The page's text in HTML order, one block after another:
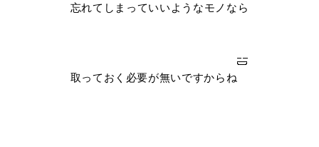
忘れてしまっていいようなモノなら
取っておく必要が無いですからね